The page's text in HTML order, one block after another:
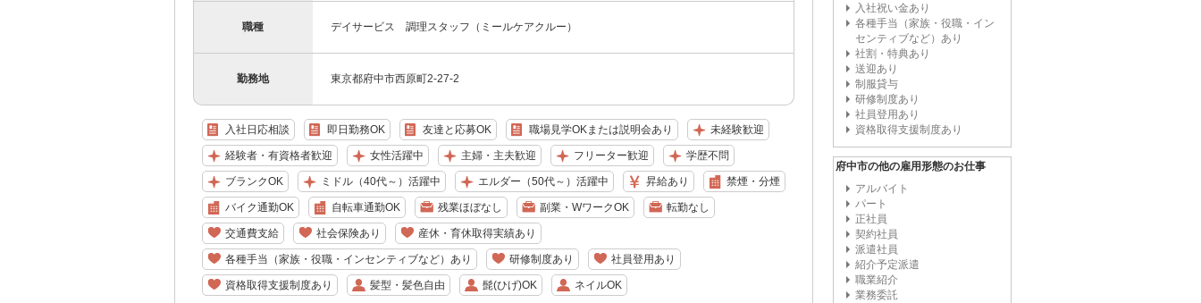
職種 デイサービス 調理スタッフ（ミールケアクルー）
勤務地 東京都府中市西原町2-27-2
入社日応相談 即日勤務OK 友達と応募OK 職場見学OKまたは説明会あり 未経験歓迎
経験者・有資格者歓迎 女性活躍中 主婦・主夫歓迎 フリーター歓迎 学歴不問
ブランクOK ミドル（40代～）活躍中 エルダー（50代～）活躍中 昇給あり 禁煙・分煙
バイク通勤OK 自転車通勤OK 残業ほぼなし 副業・WワークOK 転勤なし
交通費支給 社会保険あり 産休・育休取得実績あり
各種手当（家族・役職・インセンティブなど）あり 研修制度あり 社員登用あり
資格取得支援制度あり 髪型・髪色自由 髭(ひげ)OK ネイルOK
入社祝い金あり
各種手当（家族・役職・イン
センティブなど）あり
社割・特典あり
送迎あり
制服貸与
研修制度あり
社員登用あり
資格取得支援制度あり
府中市の他の雇用形態のお仕事
アルバイト
パート
正社員
契約社員
派遣社員
紹介予定派遣
職業紹介
業務委託